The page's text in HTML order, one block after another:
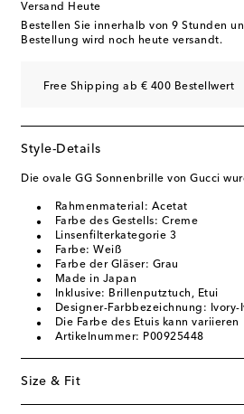
Versand Heute
Bestellen Sie innerhalb von 9 Stunden
Bestellung wird noch heute versandt.
Free Shipping ab € 400 Bestellwert
Style-Details
Die ovale GG Sonnenbrille von Gucci
Rahmenmaterial: Acetat
Farbe des Gestells: Creme
Linsenfilterkategorie 3
Farbe: Weiß
Farbe der Gläser: Grau
Made in Japan
Inklusive: Brillenputztuch, Etui
Designer-Farbbezeichnung: Ivory-
Die Farbe des Etuis kann variieren
Artikelnummer: P00925448
Size & Fit